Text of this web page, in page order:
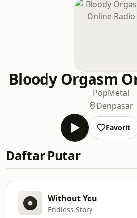
Bloody Orgasm
PopMetal
Denpasar
Favorit
Daftar Putar
Without You
Endless Story